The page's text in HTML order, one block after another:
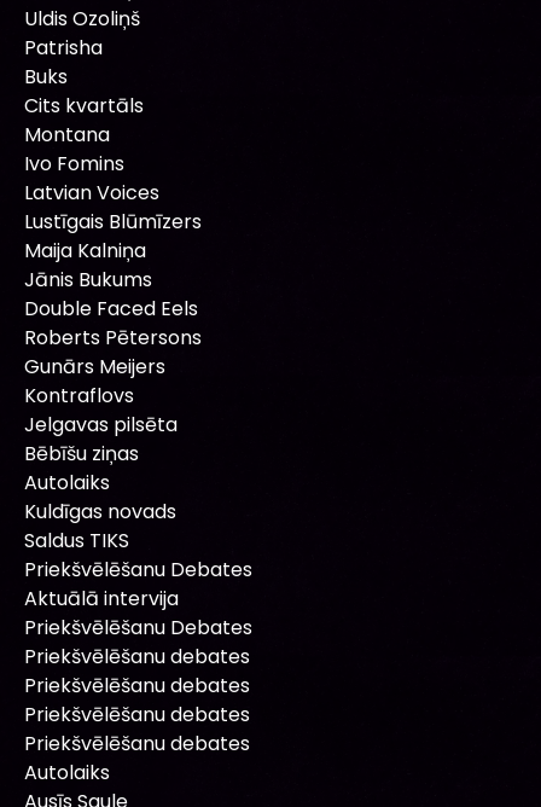
Uldis Ozoliņš
Patrisha
Buks
Cits kvartāls
Montana
Ivo Fomins
Latvian Voices
Lustīgais Blūmīzers
Maija Kalniņa
Jānis Bukums
Double Faced Eels
Roberts Pētersons
Gunārs Meijers
Kontraflovs
Jelgavas pilsēta
Bēbīšu ziņas
Autolaiks
Kuldīgas novads
Saldus TIKS
Priekšvēlēšanu Debates
Aktuālā intervija
Priekšvēlēšanu Debates
Priekšvēlēšanu debates
Priekšvēlēšanu debates
Priekšvēlēšanu debates
Priekšvēlēšanu debates
Autolaiks
Ausīs Saule